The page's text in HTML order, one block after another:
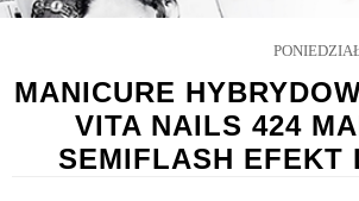
MANICURE
VITA NAILS 424
SEMIFLASH EFEKT